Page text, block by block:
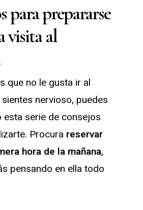
para prepararse
visita al
que no le gusta ir al
nervioso, puedes
esta serie de consejos
Procura reservar
hora de la mañana,
pensando en ella todo